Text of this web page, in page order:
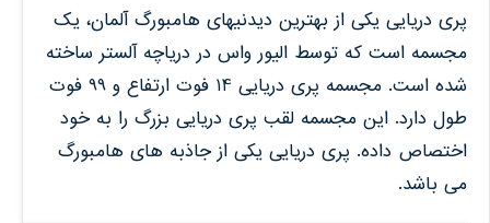
پری دریایی یکی از بهترین دیدنیهای هامبورگ آلمان، یک
مجسمه است که توسط الیور واس در دریاچه آلستر ساخته
شده است. مجسمه پری دریایی 14 فوت ارتفاع و 99 فوت
طول دارد. این مجسمه لقب پری دریایی بزرگ را به خود
اختصاص داده. پری دریایی یکی از جاذبه های هامبورگ
می باشد.